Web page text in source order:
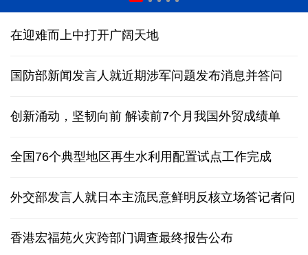
在迎难而上中打开广阔天地
国防部新闻发言人就近期涉军问题发布消息并答问
创新涌动，坚韧向前 解读前7个月我国外贸成绩单
全国76个典型地区再生水利用配置试点工作完成
外交部发言人就日本主流民意鲜明反核立场答记者问
香港宏福苑火灾跨部门调查最终报告公布